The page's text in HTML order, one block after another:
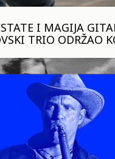
I MAGIJA
TRIO ODRŽAO